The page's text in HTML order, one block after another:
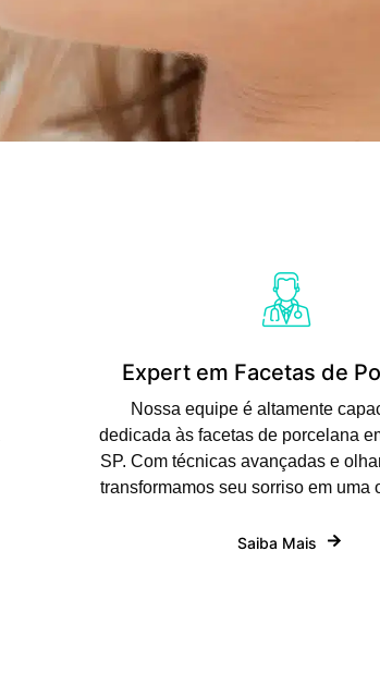
Expert em Facetas de
Nossa equipe é altamente
dedicada às facetas de porcelana
SP. Com técnicas avançadas e
transformamos seu sorriso em uma
Saiba Mais